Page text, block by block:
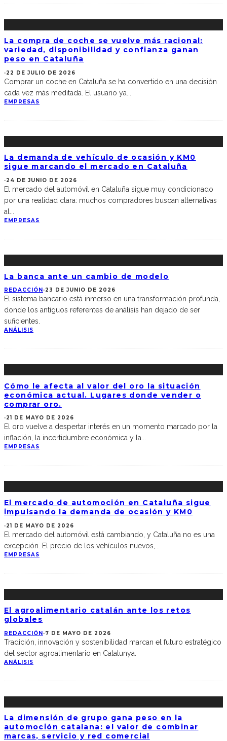
La compra de coche se vuelve más racional:
variedad, disponibilidad y confianza ganan
peso en Cataluña
·22 DE JULIO DE 2026
Comprar un coche en Cataluña se ha convertido en una decisión
cada vez más meditada. El usuario ya
EMPRESAS
La demanda de vehículo de ocasión y KM0
sigue marcando el mercado en Cataluña
·24 DE JUNIO DE 2026
El mercado del automóvil en Cataluña sigue muy condicionado
por una realidad clara: muchos compradores buscan alternativas
al
EMPRESAS
La banca ante un cambio de modelo
REDACCIÓN ·23 DE JUNIO DE 2026
El sistema bancario está inmerso en una transformación profunda,
donde los antiguos referentes de análisis han dejado de ser
suficientes.
ANÁLISIS
Cómo le afecta al valor del oro la situación
económica actual. Lugares donde vender o
comprar oro.
·21 DE MAYO DE 2026
El oro vuelve a despertar interés en un momento marcado por la
inflación, la incertidumbre económica y la...
EMPRESAS
El mercado de automoción en Cataluña sigue
impulsando la demanda de ocasión y KM0
·21 DE MAYO DE 2026
El mercado del automóvil está cambiando, y Cataluña no es una
excepción. El precio de los vehículos nuevos,
EMPRESAS
El agroalimentario catalán ante los retos
globales
REDACCIÓN·7 DE MAYO DE 2026
Tradición, innovación y sostenibilidad marcan el futuro estratégico
del sector agroalimentario en Catalunya.
ANÁLISIS
La dimensión de grupo gana peso en la
automoción catalana: el valor de combinar
marcas, servicio y red comercial